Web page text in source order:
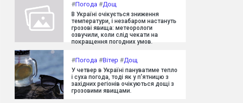
#Погода #Дощ
В Україні очікується зниження
температури, і незабаром настануть
грозові явища: метеорологи
озвучили, коли слід чекати на
покращення погодних умов.
#Погода #Вітер #Дощ
У четвер в Україні пануватиме тепло
і суха погода, тоді як у п'ятницю з
західних регіонів очікуються дощі з
грозовими явищами.